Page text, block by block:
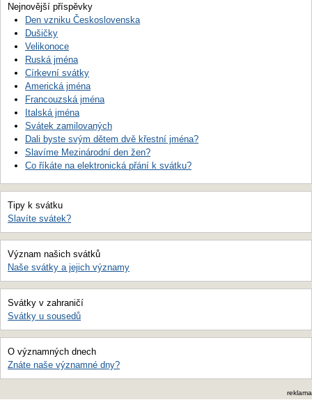
Nejnovější příspěvky
Den vzniku Československa
Dušičky
Velikonoce
Ruská jména
Církevní svátky
Americká jména
Francouzská jména
Italská jména
Svátek zamilovaných
Dali byste svým dětem dvě křestní jména?
Slavíme Mezinárodní den žen?
Co říkáte na elektronická přání k svátku?
Tipy k svátku
Slavíte svátek?
Význam našich svátků
Naše svátky a jejich významy
Svátky v zahraničí
Svátky u sousedů
O významných dnech
Znáte naše významné dny?
reklama